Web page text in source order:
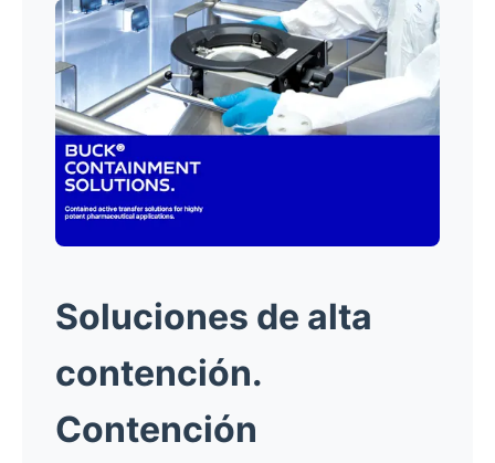
Soluciones de alta
contención.
Contención